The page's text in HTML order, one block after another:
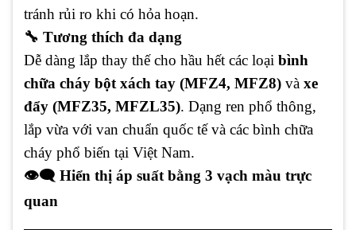
tránh rủi ro khi có hỏa hoạn.
🔧 Tương thích đa dạng
Dễ dàng lắp thay thế cho hầu hết các loại bình
chữa cháy bột xách tay (MFZ4, MFZ8) và xe
đẩy (MFZ35, MFZL35). Dạng ren phổ thông,
lắp vừa với van chuẩn quốc tế và các bình chữa
cháy phổ biến tại Việt Nam.
👁️‍ 🗨️ Hiển thị áp suất bằng 3 vạch màu trực
quan